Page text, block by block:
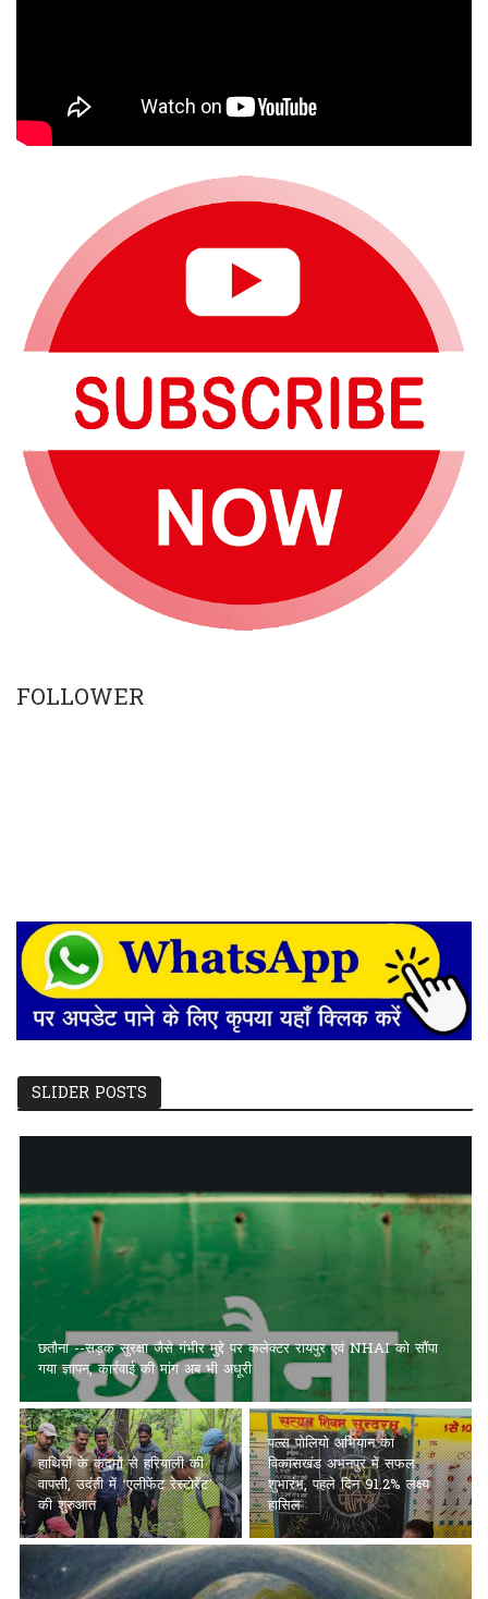
FOLLOWER
SLIDER POSTS
हाथियों के कदमों से हरियाली की वापसी, उदंती
में ‘एलीफेंट रेस्टोरेंट’ की शुरुआत
पल्स पोलियो अभियान का
विकासखंड अभनपुर में सफल
शुभारंभ, पहले दिन 91.2% लक्ष्य
हासिल